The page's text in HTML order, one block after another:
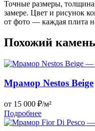
Точные размеры, толщина
замере. Цвет и рисунок
от фото — каждая плита
Похожий камень
Мрамор Nestos Beige
от 15 000 ₽/м²
Подробнее